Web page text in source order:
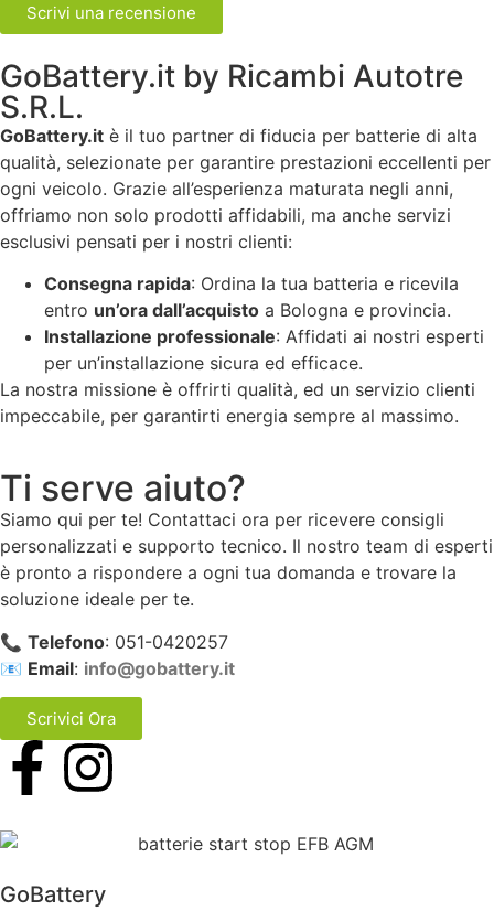
Scrivi una recensione
GoBattery.it by Ricambi Autotre
S.R.L.
GoBattery.it è il tuo partner di fiducia per batterie di alta
qualità, selezionate per garantire prestazioni eccellenti per
ogni veicolo. Grazie all’esperienza maturata negli anni,
offriamo non solo prodotti affidabili, ma anche servizi
esclusivi pensati per i nostri clienti:
Consegna rapida: Ordina la tua batteria e ricevila
entro un’ora dall’acquisto a Bologna e provincia.
Installazione professionale: Affidati ai nostri esperti
per un’installazione sicura ed efficace.
La nostra missione è offrirti qualità, ed un servizio clienti
impeccabile, per garantirti energia sempre al massimo.
Ti serve aiuto?
Siamo qui per te! Contattaci ora per ricevere consigli
personalizzati e supporto tecnico. Il nostro team di esperti
è pronto a rispondere a ogni tua domanda e trovare la
soluzione ideale per te.
📞 Telefono: 051-0420257
📧 Email: info@gobattery.it
Scrivici Ora
GoBattery